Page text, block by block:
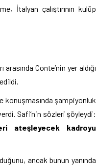
İtalyan çalıştırının kulüp
Conte’nin yer aldığı
konuşmasında şampiyonluk
Safi’nin sözleri şöyleydi:
ateşleyecek kadroyu
ancak bunun yanında